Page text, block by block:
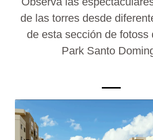
de las torres desde
de esta sección de fotoss
Park Santo